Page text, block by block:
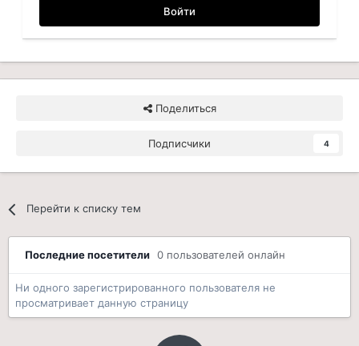
Войти
Поделиться
Подписчики 4
Перейти к списку тем
Последние посетители 0 пользователей онлайн
Ни одного зарегистрированного пользователя не
просматривает данную страницу